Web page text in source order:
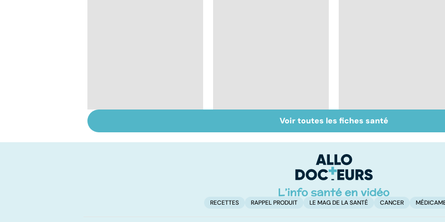
virus de la grippe
Tout savoir sur les
infections
Inflammation des
amygdales : que faire
Voir toutes les fiches santé
RECETTES RAPPEL PRODUIT LE MAG DE LA SANTÉ CANCER